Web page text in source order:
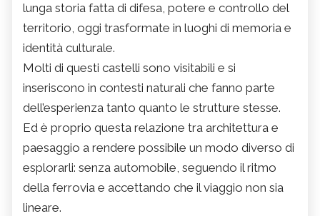
lunga storia fatta di difesa, potere e controllo del
territorio, oggi trasformate in luoghi di memoria e
identità culturale.
Molti di questi castelli sono visitabili e si
inseriscono in contesti naturali che fanno parte
dell’esperienza tanto quanto le strutture stesse.
Ed è proprio questa relazione tra architettura e
paesaggio a rendere possibile un modo diverso di
esplorarli: senza automobile, seguendo il ritmo
della ferrovia e accettando che il viaggio non sia
lineare.